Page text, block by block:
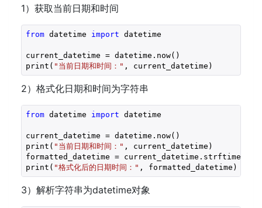
1）获取当前日期和时间
from datetime import datetime
current_datetime = datetime.now()
print( "当前日期和时间：" , current_datetime)
2）格式化日期和时间为字符串
from datetime import datetime
current_datetime = datetime.now()
print( "当前日期和时间：" , current_datetime)
formatted_datetime = current_datetime.strftime(
print( "格式化后的日期时间：" , formatted_datetime)
3）解析字符串为datetime对象